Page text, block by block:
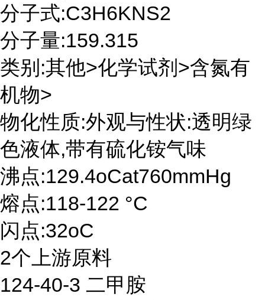
分子式:C3H6KNS2
分子量:159.315
类别:其他>化学试剂>含氮有
机物>
物化性质:外观与性状:透明绿
色液体,带有硫化铵气味
沸点:129.4oCat760mmHg
熔点:118-122 °C
闪点:32oC
2个上游原料
124-40-3 二甲胺